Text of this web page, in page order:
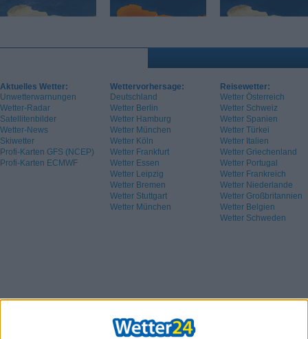
Aktuelles Wetter:
Unwetterwarnungen
Wetter-Radar
Satellitenbilder
Wetter-News
Skiwetter
Profi-Karten GFS (NCEP)
Profi-Karten ECMWF
Wettervorhersage:
Deutschland
Wetter Berlin
Wetter Hamburg
Wetter München
Wetter Köln
Wetter Frankfurt
Wetter Essen
Wetter Leipzig
Wetter Bremen
Wetter Stuttgart
Wetter München
Reisewetter:
Wetter Österreich
Wetter Schweiz
Wetter Spanien
Wetter Türkei
Wetter Italien
Wetter Griechenland
Wetter Portugal
Wetter Frankreich
Wetter Niederlande
Wetter Großbritannien
Wetter Belgien
Wetter Schweden